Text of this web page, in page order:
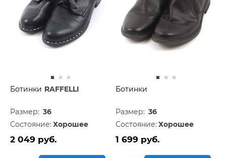
Ботинки RAFFELLI
Размер: 36
Состояние: Хорошее
2 049 руб.
Ботинки
Размер: 36
Состояние: Хорошее
1 699 руб.